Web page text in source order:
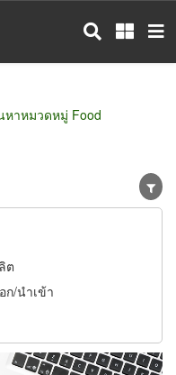
หาหมวดหมู่ Food
ต
ก/นำเข้า